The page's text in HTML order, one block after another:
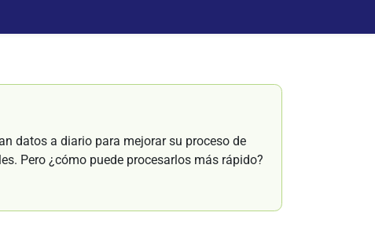
datos a diario para mejorar su proceso de
Pero ¿cómo puede procesarlos más rápido?